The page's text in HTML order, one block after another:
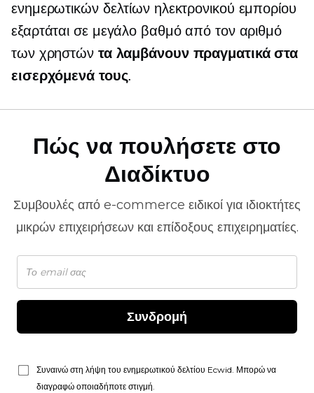
ενημερωτικών δελτίων ηλεκτρονικού εμπορίου
εξαρτάται σε μεγάλο βαθμό από τον αριθμό
των χρηστών τα λαμβάνουν πραγματικά στα
εισερχόμενά τους.
Πώς να πουλήσετε στο
Διαδίκτυο
Συμβουλές από e-commerce ειδικοί για ιδιοκτήτες
μικρών επιχειρήσεων και επίδοξους επιχειρηματίες.
Συνδρομή
Συναινώ στη λήψη του ενημερωτικού δελτίου Ecwid. Μπορώ να
διαγραφώ οποιαδήποτε στιγμή.